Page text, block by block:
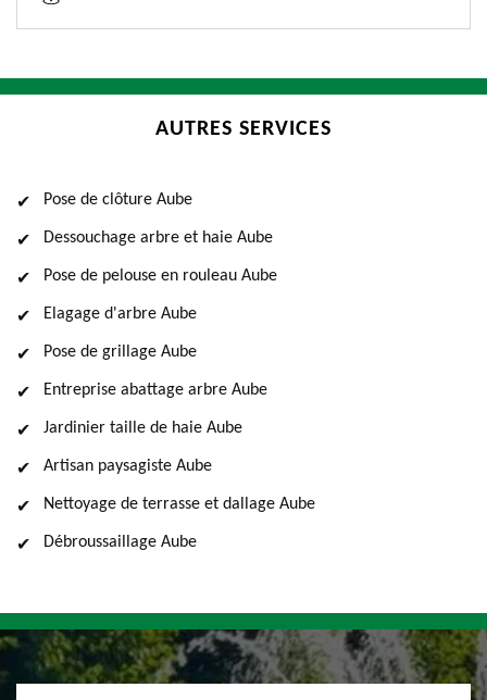
AUTRES SERVICES
Pose de clôture Aube
Dessouchage arbre et haie Aube
Pose de pelouse en rouleau Aube
Elagage d'arbre Aube
Pose de grillage Aube
Entreprise abattage arbre Aube
Jardinier taille de haie Aube
Artisan paysagiste Aube
Nettoyage de terrasse et dallage Aube
Débroussaillage Aube